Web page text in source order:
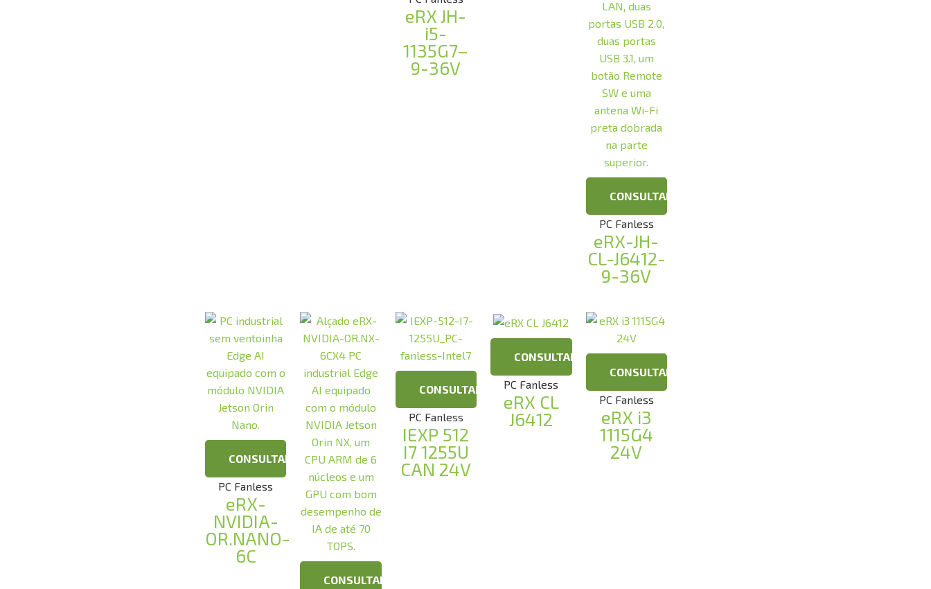
eRX JH-
i5-
1135G7–
9-36V
CONSULTAR
PC Fanless
eRX-JH-
CL-J6412-
9-36V
CONSULTAR
PC Fanless
eRX-
NVIDIA-
OR.NANO-
6C
CONSULTAR
CONSULTAR
PC Fanless
IEXP 512
I7 1255U
CAN 24V
CONSULTAR
PC Fanless
eRX CL
J6412
CONSULTAR
PC Fanless
eRX i3
1115G4
24V